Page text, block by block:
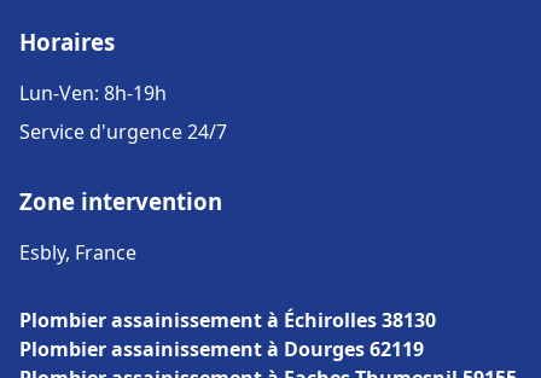
Horaires
Lun-Ven: 8h-19h
Service d'urgence 24/7
Zone intervention
Esbly, France
Plombier assainissement à Échirolles 38130
Plombier assainissement à Dourges 62119